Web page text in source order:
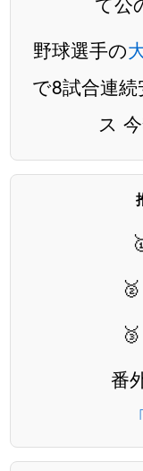
野球選手の
で8試合連
ス
🥈
🥉
番